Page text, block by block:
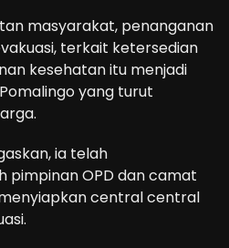
masyarakat, penanganan
terkait ketersedian
kesehatan itu menjadi
yang turut
ia telah
pimpinan OPD dan camat
central central